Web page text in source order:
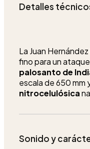
Detalles
La Juan
fino para un
palosanto de
escala de 650 mm
nitrocelulósica
Sonido y